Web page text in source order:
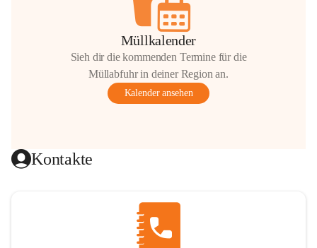
Müllkalender
Sieh dir die kommenden Termine für die
Müllabfuhr in deiner Region an.
Kalender ansehen
Kontakte